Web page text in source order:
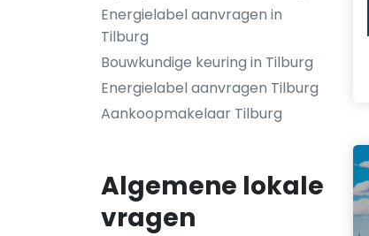
Energielabel aanvragen in
Tilburg
Bouwkundige keuring in Tilburg
Energielabel aanvragen Tilburg
Aankoopmakelaar Tilburg
Algemene lokale
vragen